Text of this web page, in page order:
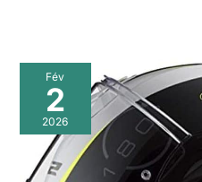
Fév
2
2026